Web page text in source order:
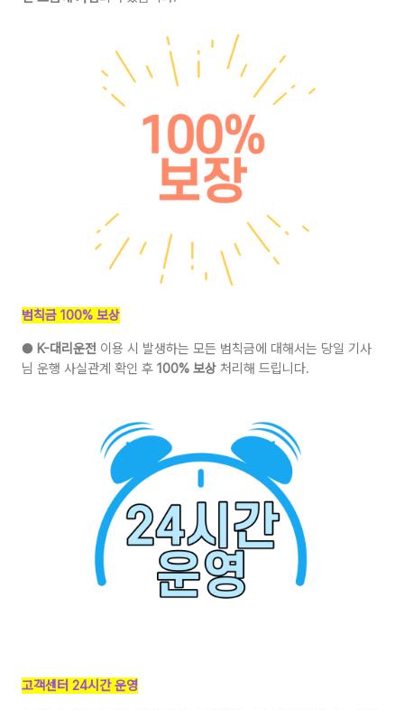
범칙금 100% 보상
● K-대리운전 이용 시 발생하는 모든 범칙금에 대해서는 당일 기사
님 운행 사실관계 확인 후 100% 보상 처리해 드립니다.
고객센터 24시간 운영